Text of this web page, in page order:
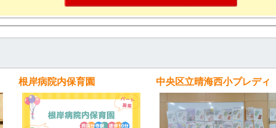
根岸病院内保育園 中央区立晴海西小プレディ